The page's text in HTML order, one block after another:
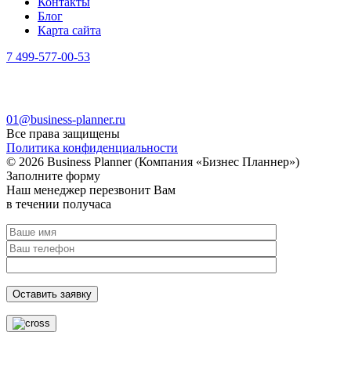
Блог
Карта сайта
7 499-577-00-53
01@business-planner.ru
Все права защищены
Политика конфиденциальности
© 2026 Business Planner (Компания «Бизнес Планнер»)
Заполните форму
Наш менеджер перезвонит Вам
в течении получаса